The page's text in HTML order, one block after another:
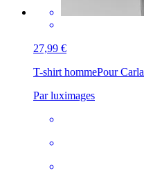
27,99 €
T-shirt hommePour Carla
Par luximages